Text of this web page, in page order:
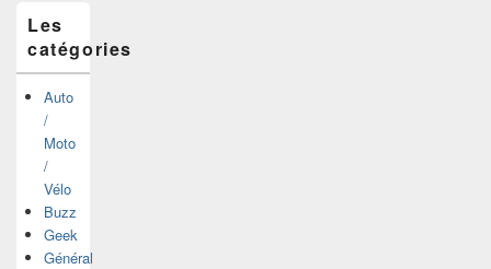
Les
catégories
Auto
/
Moto
/
Vélo
Buzz
Geek
Général